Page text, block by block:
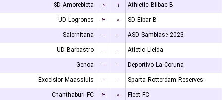
SD Amorebieta
۰ ۱
Athletic Bilbao B
UD Logrones
۳ ۰
SD Eibar B
Salernitana
- -
ASD Sambiase 2023
UD Barbastro
- -
Atletic Lleida
Genoa
- -
Deportivo La Coruna
Excelsior Maassluis
- -
Sparta Rotterdam Reserves
Chanthaburi FC
۳ ۰
Fleet FC